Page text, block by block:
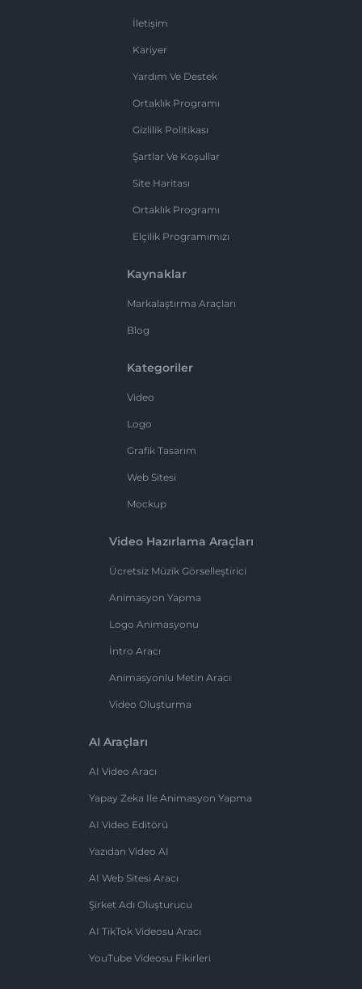
İletişim
Kariyer
Yardım Ve Destek
Ortaklık Programı
Gizlilik Politikası
Şartlar Ve Koşullar
Site Haritası
Ortaklık Programı
Elçilik Programımızı
Kaynaklar
Markalaştırma Araçları
Blog
Kategoriler
Video
Logo
Grafik Tasarım
Web Sitesi
Mockup
Video Hazırlama Araçları
Ücretsiz Müzik Görselleştirici
Animasyon Yapma
Logo Animasyonu
İntro Aracı
Animasyonlu Metin Aracı
Video Oluşturma
AI Araçları
AI Video Aracı
Yapay Zeka Ile Animasyon Yapma
AI Video Editörü
Yazıdan Video AI
AI Web Sitesi Aracı
Şirket Adı Oluşturucu
AI TikTok Videosu Aracı
YouTube Videosu Fikirleri